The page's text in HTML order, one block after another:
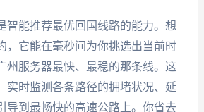
智能推荐最优回国线路的能力。想
，它能在毫秒间为你挑选出当前时
州服务器最快、最稳的那条线。这
实时监测各条路径的拥堵状况、延
导到最畅快的高速公路上。你省去